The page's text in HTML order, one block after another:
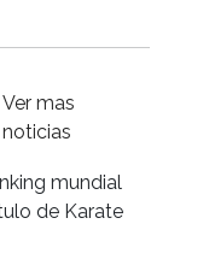
Ver mas
noticias